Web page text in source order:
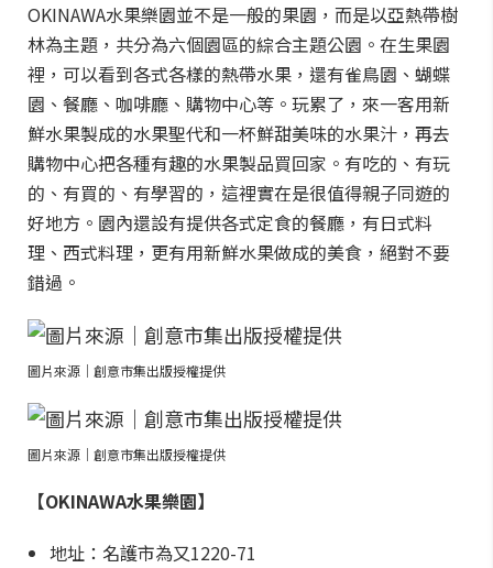
OKINAWA水果樂園並不是一般的果園，而是以亞熱帶樹
林為主題，共分為六個園區的綜合主題公園。在生果園
裡，可以看到各式各樣的熱帶水果，還有雀鳥園、蝴蝶
園、餐廳、咖啡廳、購物中心等。玩累了，來一客用新
鮮水果製成的水果聖代和一杯鮮甜美味的水果汁，再去
購物中心把各種有趣的水果製品買回家。有吃的、有玩
的、有買的、有學習的，這裡實在是很值得親子同遊的
好地方。園內還設有提供各式定食的餐廳，有日式料
理、西式料理，更有用新鮮水果做成的美食，絕對不要
錯過。
圖片來源｜創意市集出版授權提供
圖片來源｜創意市集出版授權提供
【OKINAWA水果樂園】
地址：名護市為又1220-71